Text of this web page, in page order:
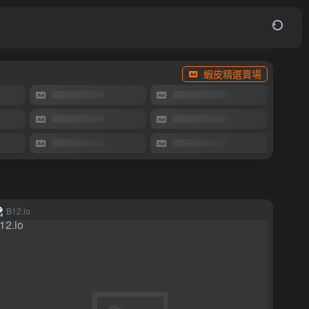
蝦皮精選賣場
B12.io